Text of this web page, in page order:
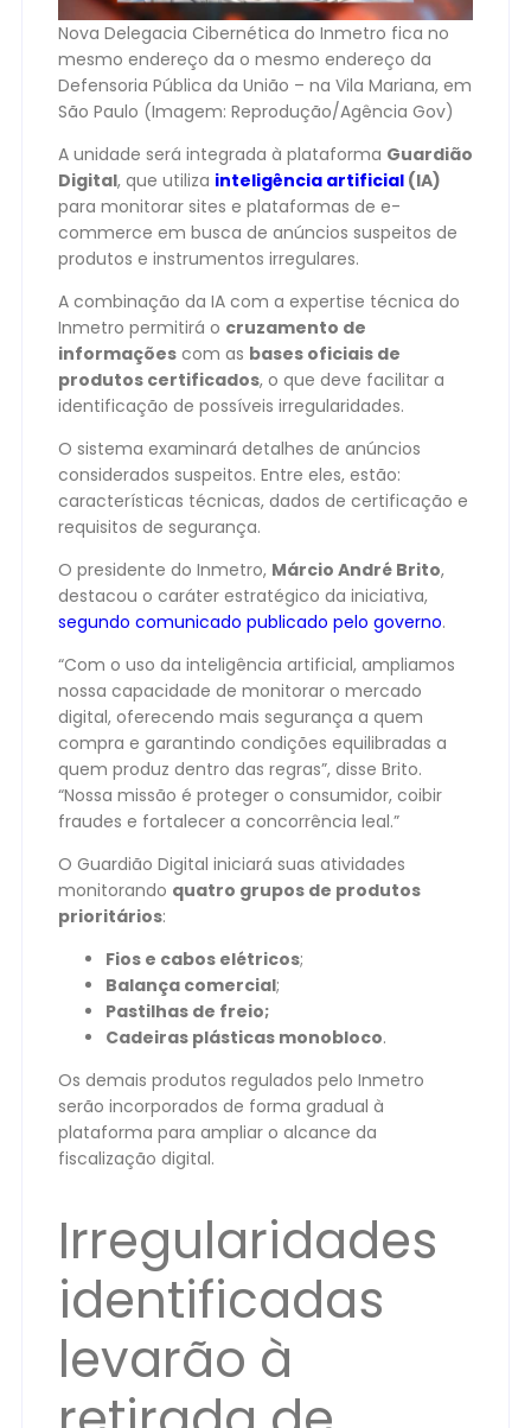
Nova Delegacia Cibernética do Inmetro fica no
mesmo endereço da o mesmo endereço da
Defensoria Pública da União – na Vila Mariana, em
São Paulo (Imagem: Reprodução/Agência Gov)
A unidade será integrada à plataforma Guardião
Digital, que utiliza inteligência artificial (IA)
para monitorar sites e plataformas de e-
commerce em busca de anúncios suspeitos de
produtos e instrumentos irregulares.
A combinação da IA com a expertise técnica do
Inmetro permitirá o cruzamento de
informações com as bases oficiais de
produtos certificados, o que deve facilitar a
identificação de possíveis irregularidades.
O sistema examinará detalhes de anúncios
considerados suspeitos. Entre eles, estão:
características técnicas, dados de certificação e
requisitos de segurança.
O presidente do Inmetro, Márcio André Brito,
destacou o caráter estratégico da iniciativa,
segundo comunicado publicado pelo governo.
“Com o uso da inteligência artificial, ampliamos
nossa capacidade de monitorar o mercado
digital, oferecendo mais segurança a quem
compra e garantindo condições equilibradas a
quem produz dentro das regras”, disse Brito.
“Nossa missão é proteger o consumidor, coibir
fraudes e fortalecer a concorrência leal.”
O Guardião Digital iniciará suas atividades
monitorando quatro grupos de produtos
prioritários:
Fios e cabos elétricos;
Balança comercial;
Pastilhas de freio;
Cadeiras plásticas monobloco.
Os demais produtos regulados pelo Inmetro
serão incorporados de forma gradual à
plataforma para ampliar o alcance da
fiscalização digital.
Irregularidades
identificadas
levarão à